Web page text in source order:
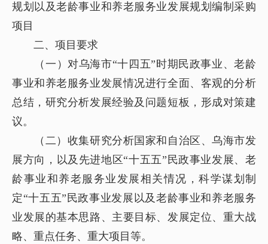
规划以及老龄事业和养老服务业发展规划编制采购
项目
二、项目要求
（一）对乌海市“十四五”时期民政事业、老龄
事业和养老服务业发展情况进行全面、客观的分析
总结，研究分析发展经验及问题短板，形成对策建
议。
（二）收集研究分析国家和自治区、乌海市发
展方向，以及先进地区“十五五”民政事业发展、老
龄事业和养老服务业发展相关情况，科学谋划制
定“十五五”民政事业发展以及老龄事业和养老服务
业发展的基本思路、主要目标、发展定位、重大战
略、重点任务、重大项目等。